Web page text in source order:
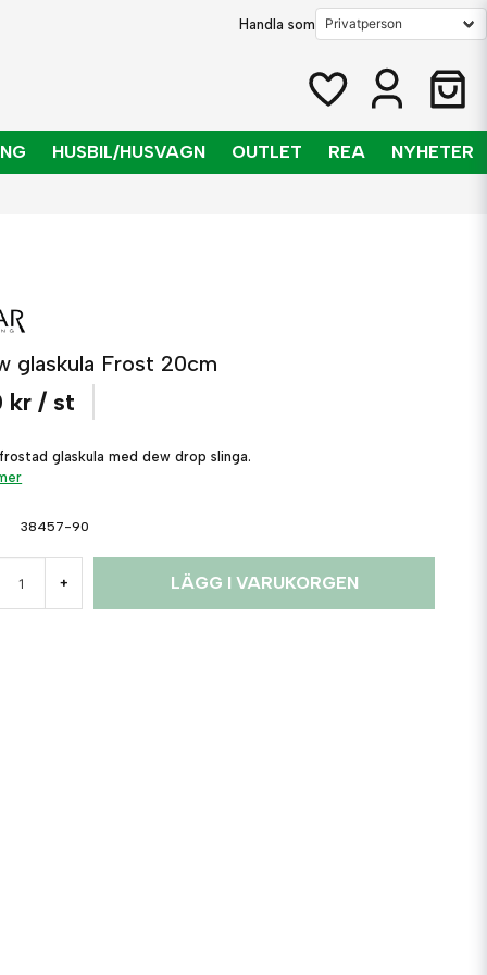
Handla som
HUSBIL/HUSVAGN OUTLET REA NYHETER
glaskula Frost 20cm
kr / st
glaskula med dew drop slinga.
38457-90
+ LÄGG I VARUKORGEN